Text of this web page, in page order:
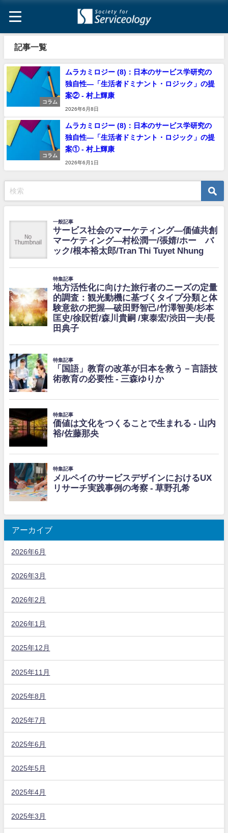
記事一覧
コラム
ムラカミロジー (8)：日本のサービス学研究の
独自性―「生活者ドミナント・ロジック」の提
案② - 村上輝康
2026年6月8日
コラム
ムラカミロジー (8)：日本のサービス学研究の
独自性―「生活者ドミナント・ロジック」の提
案① - 村上輝康
2026年6月1日
アーカイブ
2026年6月
2026年3月
2026年2月
2026年1月
2025年12月
2025年11月
2025年8月
2025年7月
2025年6月
2025年5月
2025年4月
2025年3月